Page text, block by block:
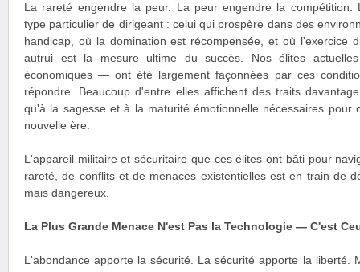
La rareté engendre la peur. La peur engendre la compétition.
type particulier de dirigeant : celui qui prospère dans des
handicap, où la domination est récompensée, et où l'exercice
autrui est la mesure ultime du succès. Nos élites
économiques — ont été largement façonnées par ces
répondre. Beaucoup d'entre elles affichent des traits
qu'à la sagesse et à la maturité émotionnelle nécessaires pour
nouvelle ère.
L'appareil militaire et sécuritaire que ces élites ont bâti pour
rareté, de conflits et de menaces existentielles est en train de
mais dangereux.
La Plus Grande Menace N'est Pas la Technologie — C'est
L'abondance apporte la sécurité. La sécurité apporte la liberté.